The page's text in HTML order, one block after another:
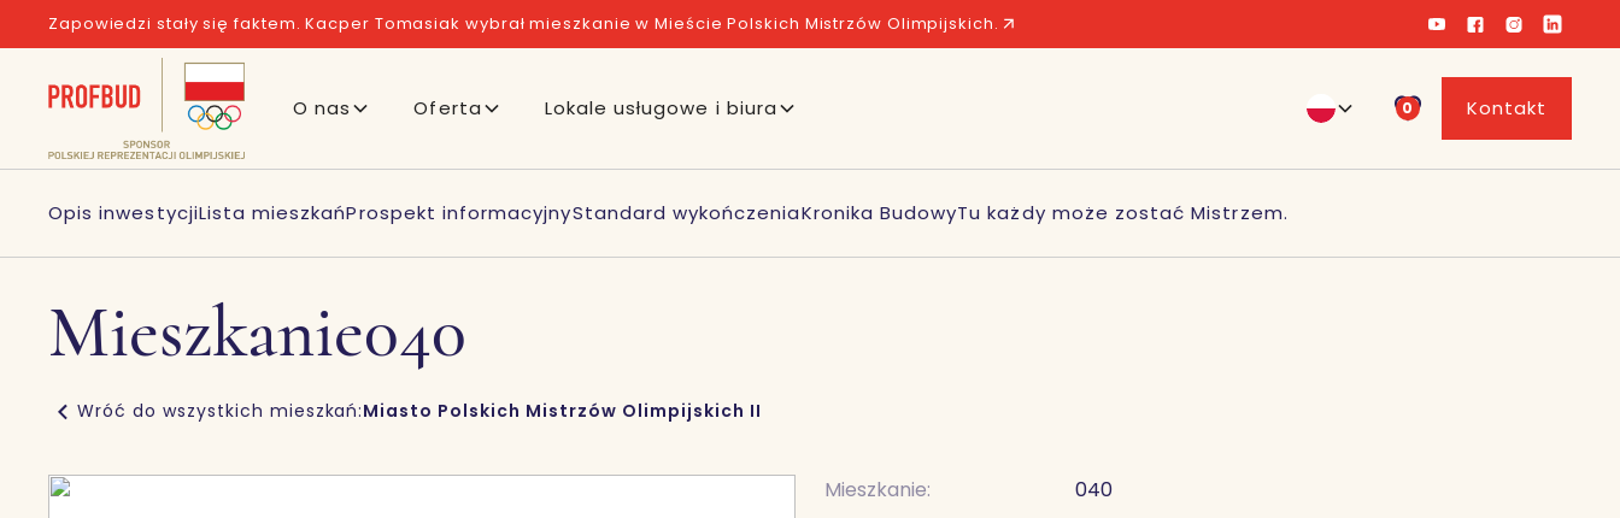
Zapowiedzi stały się faktem. Kacper Tomasiak wybrał mieszkanie w Mieście Polskich Mistrzów Olimpijskich.
O nas Oferta Lokale usługowe i biura 0 Kontakt
Opis inwestycjiLista mieszkańProspekt informacyjnyStandard wykończeniaKronika BudowyTu każdy może zostać Mistrzem.
Mieszkanie040
Wróć do wszystkich mieszkań:Miasto Polskich Mistrzów Olimpijskich II
Mieszkanie:
040